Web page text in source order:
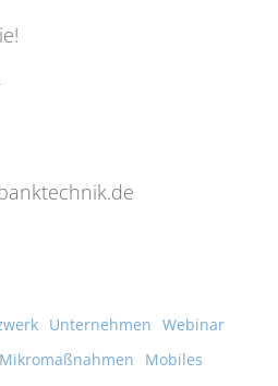
Unternehmen Webinar
Mikromaßnahmen Mobiles